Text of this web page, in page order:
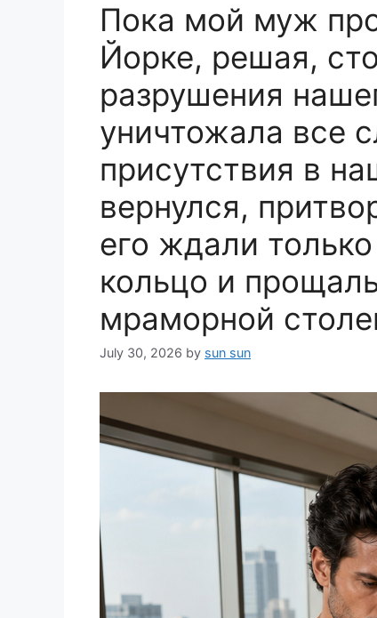
Пока мой муж
Йорке, решая,
разрушения
уничтожала все
присутствия в
вернулся,
его ждали
кольцо и
мраморной
July 30, 2026 by sun sun